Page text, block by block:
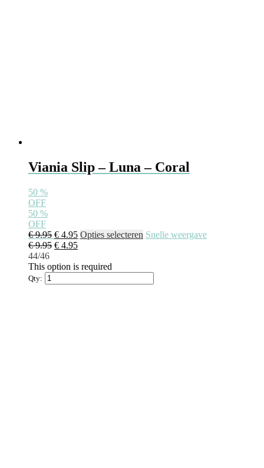
Viania Slip – Luna – Coral
50 %
OFF
50 %
OFF
€9.95 € 4.95 Opties selecteren Snelle weergave
€9.95 € 4.95
44/46
This option is required
Qty: